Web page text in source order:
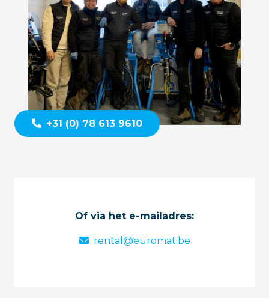
+31 (0) 78 613 9610
Of via het e-mailadres:
rental@euromat.be